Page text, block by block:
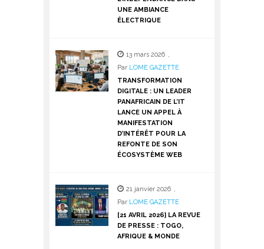
UNE AMBIANCE
ÉLECTRIQUE
13 mars 2026 ,
Par LOME GAZETTE
TRANSFORMATION
DIGITALE : UN LEADER
PANAFRICAIN DE L’IT
LANCE UN APPEL À
MANIFESTATION
D’INTÉRÊT POUR LA
REFONTE DE SON
ÉCOSYSTÈME WEB
21 janvier 2026 ,
Par LOME GAZETTE
[21 AVRIL 2026] LA REVUE
DE PRESSE : TOGO,
AFRIQUE & MONDE